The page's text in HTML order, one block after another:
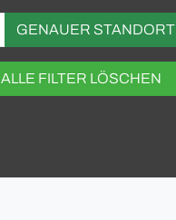
GENAUER STANDORT
ALLE FILTER LÖSCHEN